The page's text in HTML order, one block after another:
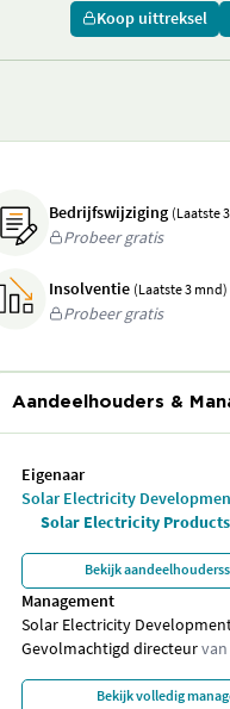
Koop uittreksel
Bedrijfswijziging (Laatste
Probeer gratis
Insolventie (Laatste 3 mnd)
Probeer gratis
Aandeelhouders &
Eigenaar
Solar Electricity
Solar Electricity Products
Bekijk
Management
Solar Electricity Development
Gevolmachtigd directeurvan
Bekijk volledig